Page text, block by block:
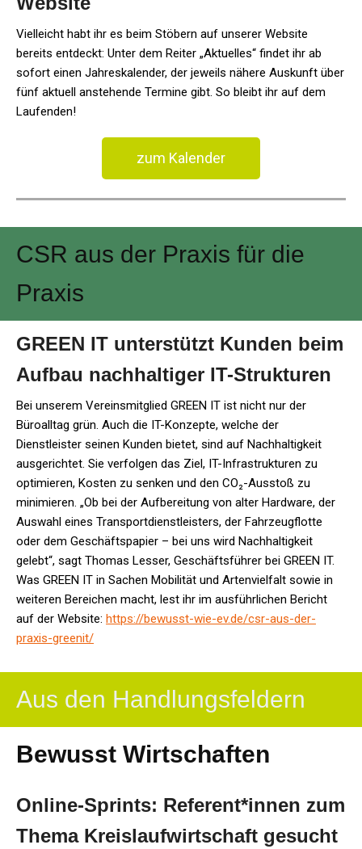
Vielleicht habt ihr es beim Stöbern auf unserer Website
bereits entdeckt: Unter dem Reiter „Aktuelles“ findet ihr ab
sofort einen Jahreskalender, der jeweils nähere Auskunft über
fünf aktuell anstehende Termine gibt. So bleibt ihr auf dem
Laufenden!
zum Kalender
CSR aus der Praxis für die
Praxis
GREEN IT unterstützt Kunden beim
Aufbau nachhaltiger IT-Strukturen
Bei unserem Vereinsmitglied GREEN IT ist nicht nur der
Büroalltag grün. Auch die IT-Konzepte, welche der
Dienstleister seinen Kunden bietet, sind auf Nachhaltigkeit
ausgerichtet. Sie verfolgen das Ziel, IT-Infrastrukturen zu
optimieren, Kosten zu senken und den CO₂-Ausstoß zu
minimieren. „Ob bei der Aufbereitung von alter Hardware, der
Auswahl eines Transportdienstleisters, der Fahrzeugflotte
oder dem Geschäftspapier – bei uns wird Nachhaltigkeit
gelebt“, sagt Thomas Lesser, Geschäftsführer bei GREEN IT.
Was GREEN IT in Sachen Mobilität und Artenvielfalt sowie in
weiteren Bereichen macht, lest ihr im ausführlichen Bericht
auf der Website: https://bewusst-wie-ev.de/csr-aus-der-
praxis-greenit/
Aus den Handlungsfeldern
Bewusst Wirtschaften
Online-Sprints: Referent*innen zum
Thema Kreislaufwirtschaft gesucht